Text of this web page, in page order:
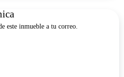
este inmueble a tu correo.